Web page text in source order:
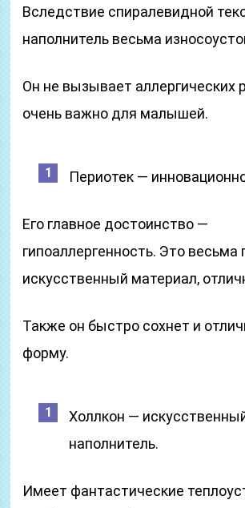
Вследствие спиралевидной
наполнитель весьма
Он не вызывает аллергических
очень важно для малышей.
Периотек —
Его главное достоинство —
гипоаллергенность. Это весьма
искусственный материал,
Также он быстро сохнет и
форму.
Холлкон —
наполнитель.
Имеет фантастические